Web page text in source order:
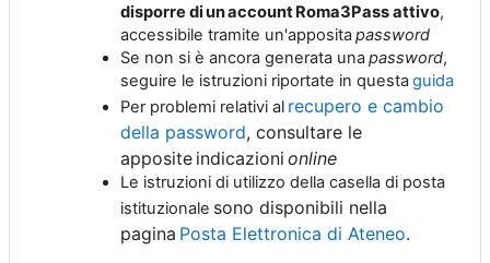
disporredi unaccountRoma3Pass attivo,
accessibile tramite un'appositapassword
Se non si è ancora generata unapassword,
seguire le istruzioni riportate in questaguida
Per problemi relativi al recupero e cambio
della password, consultare le
apposite indicazioni online
Le istruzioni di utilizzo della casella di posta
istituzionale sono disponibili nella
pagina Posta Elettronica di Ateneo.